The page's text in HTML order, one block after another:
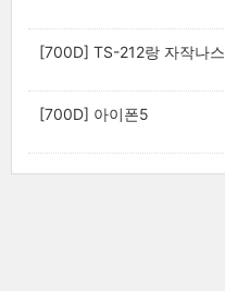
[700D] TS-212랑 자작나
[700D] 아이폰5